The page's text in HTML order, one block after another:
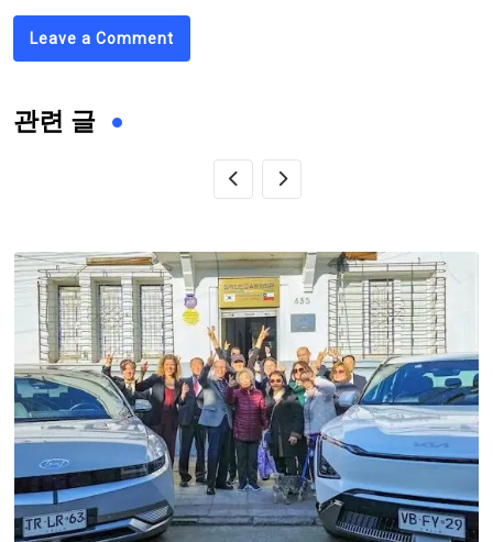
Leave a Comment
관련 글